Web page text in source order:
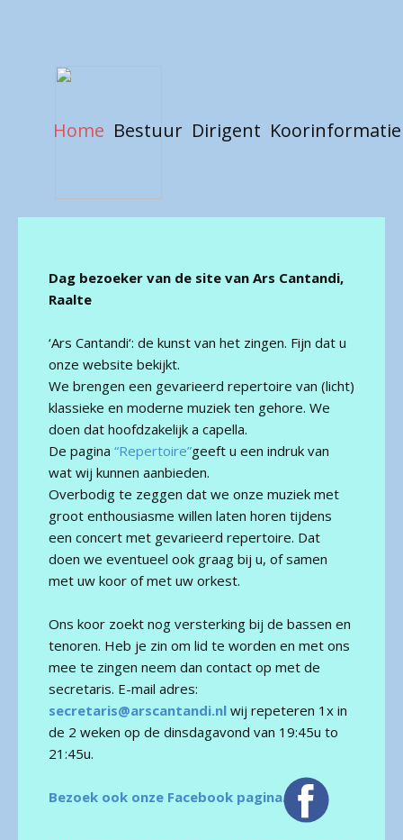
Home Bestuur Dirigent Koorinformatie
Dag bezoeker van de site van Ars Cantandi,
Raalte
‘Ars Cantandi‘: de kunst van het zingen. Fijn dat u
onze website bekijkt.
We brengen een gevarieerd repertoire van (licht)
klassieke en moderne muziek ten gehore. We
doen dat hoofdzakelijk a capella.
De pagina “Repertoire”geeft u een indruk van
wat wij kunnen aanbieden.
Overbodig te zeggen dat we onze muziek met
groot enthousiasme willen laten horen tijdens
een concert met gevarieerd repertoire. Dat
doen we eventueel ook graag bij u, of samen
met uw koor of met uw orkest.
Ons koor zoekt nog versterking bij de bassen en
tenoren. Heb je zin om lid te worden en met ons
mee te zingen neem dan contact op met de
secretaris. E-mail adres:
secretaris@arscantandi.nl wij repeteren 1x in
de 2 weken op de dinsdagavond van 19:45u to
21:45u.
Bezoek ook onze Facebook pagina.